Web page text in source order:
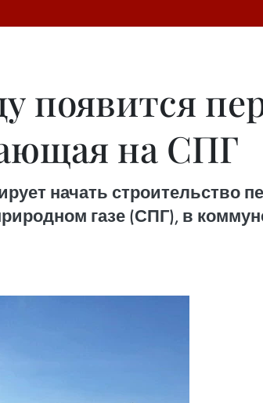
появится
на СПГ
начать строительство
газе (СПГ), в